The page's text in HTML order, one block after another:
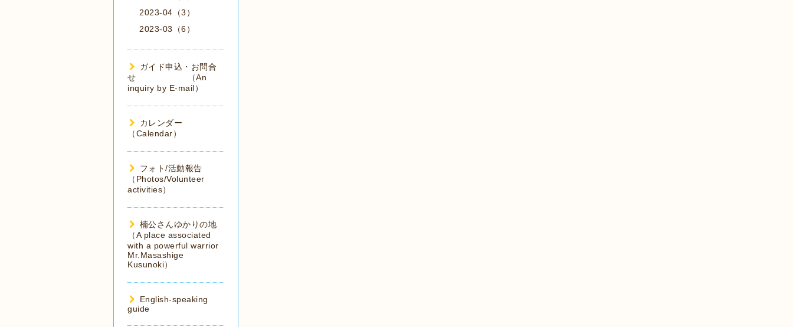
2023-04（3）
2023-03（6）
ガイド申込・お問合
せ （An
inquiry by E-mail）
カレンダー
（Calendar）
フォト/活動報告
（Photos/Volunteer
activities）
楠公さんゆかりの地
（A place associated
with a powerful warrior
Mr.Masashige
Kusunoki）
English-speaking
guide